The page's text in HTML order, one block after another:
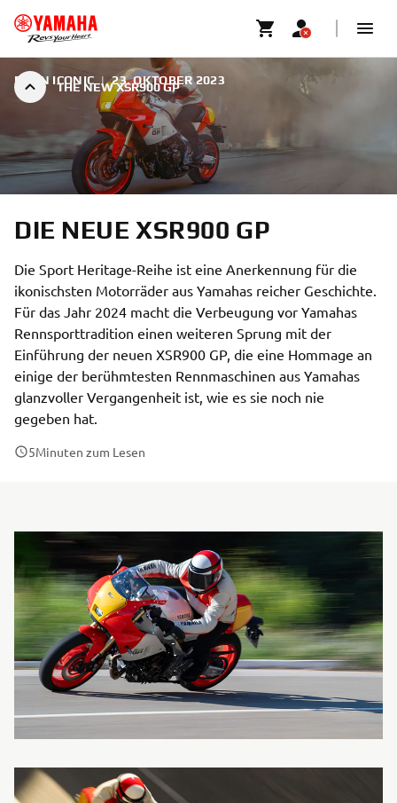
THE NEW XSR900 GP
BORN ICONIC | 23. OKTOBER 2023
DIE NEUE XSR900 GP
Die Sport Heritage-Reihe ist eine Anerkennung für die
ikonischsten Motorräder aus Yamahas reicher Geschichte.
Für das Jahr 2024 macht die Verbeugung vor Yamahas
Rennsporttradition einen weiteren Sprung mit der
Einführung der neuen XSR900 GP, die eine Hommage an
einige der berühmtesten Rennmaschinen aus Yamahas
glanzvoller Vergangenheit ist, wie es sie noch nie
gegeben hat.
5Minuten zum Lesen